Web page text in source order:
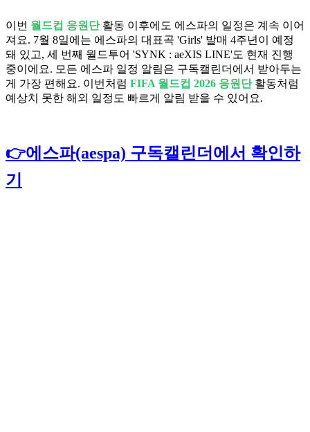
이번 월드컵 응원단활동 이후에도 에스파의 일정은 계속 이어
져요. 7월 8일에는 에스파의 대표곡 'Girls' 발매 4주년이 예정
돼 있고, 세 번째 월드투어 'SYNK : aeXIS LINE'도 현재 진행
중이에요. 모든 에스파 일정 알림은 구독캘린더에서 받아두는
게 가장 편해요. 이번처럼 FIFA 월드컵 2026 응원단활동처럼
예상치 못한 해외 일정도 빠르게 알림 받을 수 있어요.
👉에스파(aespa) 구독캘린더에서 확인하
기